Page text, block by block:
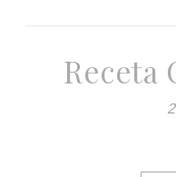
Receta